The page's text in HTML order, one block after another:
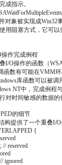
成指示。
对象被实现成
用阻塞方式，它可以
操作完成例程
I/O操作的函数（
函数有可能在VMM
库函数可以被
NT中，完成例
对时间敏感的数据的
的细节
构提供了一个重叠I/
{
reserved
ignored